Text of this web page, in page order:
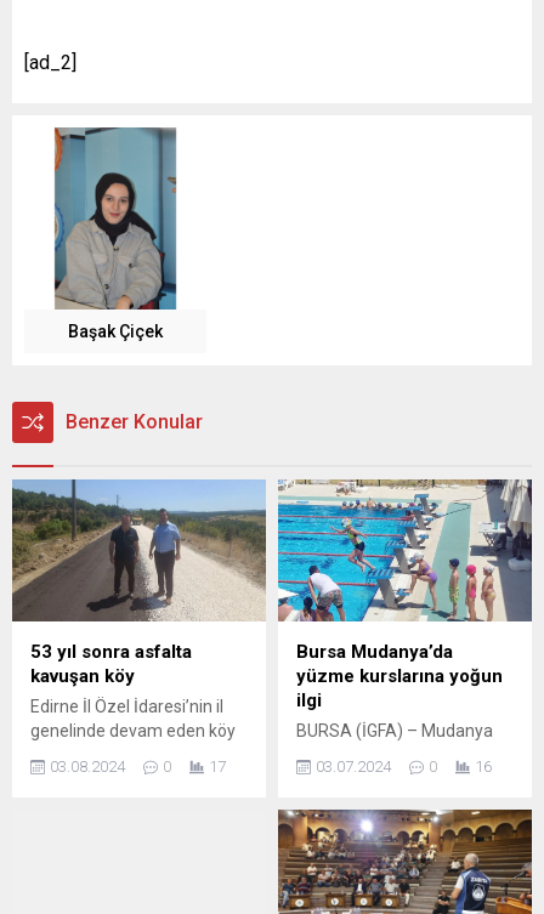
[ad_2]
Başak Çiçek
Benzer Konular
53 yıl sonra asfalta
kavuşan köy
Edirne İl Özel İdaresi’nin il
genelinde devam eden köy
çalışmaları aralıksız sürüyor.
03.08.2024 0 17
Bursa Mudanya’da
yüzme kurslarına yoğun
ilgi
BURSA (İGFA) – Mudanya
başlayacak ikinci dönem için
yerel belediye, dönem
kontenjanının dolmasıyla
birlikte kayıt alımını kapattı.
Yüzme kursuna gösterilen
03.07.2024 0 16